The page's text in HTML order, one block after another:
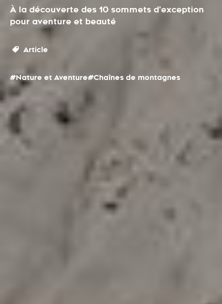
À la découverte des 10 sommets d'exception
pour aventure et beauté
Article
#Nature et Aventure#Chaînes de montagnes